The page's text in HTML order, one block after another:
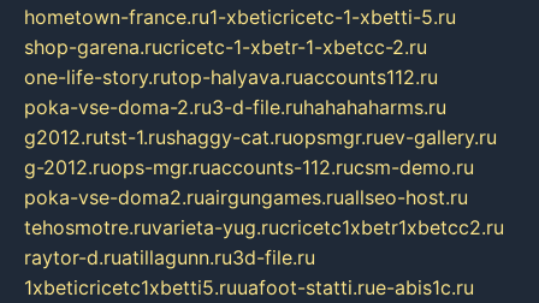
hometown-france.ru1-xbeticricetc-1-xbetti-5.ru
shop-garena.rucricetc-1-xbetr-1-xbetcc-2.ru
one-life-story.rutop-halyava.ruaccounts112.ru
poka-vse-doma-2.ru3-d-file.ruhahahaharms.ru
g2012.rutst-1.rushaggy-cat.ruopsmgr.ruev-gallery.ru
g-2012.ruops-mgr.ruaccounts-112.rucsm-demo.ru
poka-vse-doma2.ruairgungames.ruallseo-host.ru
tehosmotre.ruvarieta-yug.rucricetc1xbetr1xbetcc2.ru
raytor-d.ruatillagunn.ru3d-file.ru
1xbeticricetc1xbetti5.ruuafoot-statti.rue-abis1c.ru